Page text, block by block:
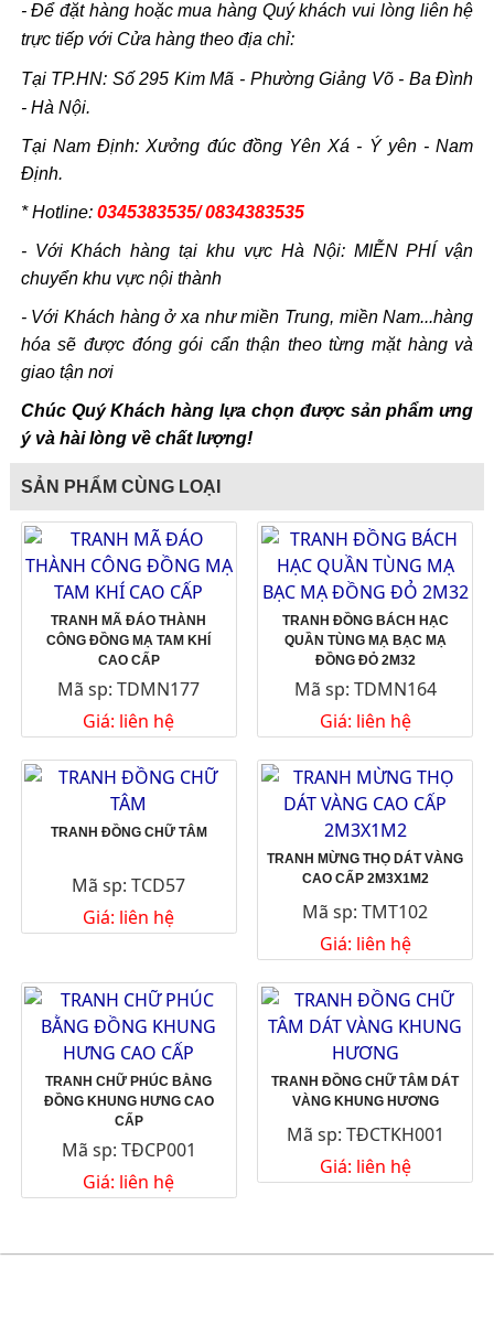
- Để đặt hàng hoặc mua hàng Quý khách vui lòng liên hệ
trực tiếp với Cửa hàng theo địa chỉ:
Tại TP.HN: Số 295 Kim Mã - Phường Giảng Võ - Ba Đình
- Hà Nội.
Tại Nam Định: Xưởng đúc đồng Yên Xá - Ý yên - Nam
Định.
* Hotline: 0345383535/ 0834383535
- Với Khách hàng tại khu vực Hà Nội: MIỄN PHÍ vận
chuyển khu vực nội thành
- Với Khách hàng ở xa như miền Trung, miền Nam...hàng
hóa sẽ được đóng gói cẩn thận theo từng mặt hàng và
giao tận nơi
Chúc Quý Khách hàng lựa chọn được sản phẩm ưng
ý và hài lòng về chất lượng!
SẢN PHẨM CÙNG LOẠI
TRANH MÃ ĐÁO THÀNH
CÔNG ĐỒNG MẠ TAM KHÍ
CAO CẤP
Mã sp: TDMN177
Giá: liên hệ
TRANH ĐỒNG BÁCH HẠC
QUẦN TÙNG MẠ BẠC MẠ
ĐỒNG ĐỎ 2M32
Mã sp: TDMN164
Giá: liên hệ
TRANH ĐỒNG CHỮ TÂM
Mã sp: TCD57
Giá: liên hệ
TRANH MỪNG THỌ DÁT VÀNG
CAO CẤP 2M3X1M2
Mã sp: TMT102
Giá: liên hệ
TRANH CHỮ PHÚC BẰNG
ĐỒNG KHUNG HƯNG CAO
CẤP
Mã sp: TĐCP001
Giá: liên hệ
TRANH ĐỒNG CHỮ TÂM DÁT
VÀNG KHUNG HƯƠNG
Mã sp: TĐCTKH001
Giá: liên hệ